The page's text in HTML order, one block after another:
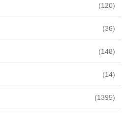
(120)
(36)
(148)
(14)
(1395)